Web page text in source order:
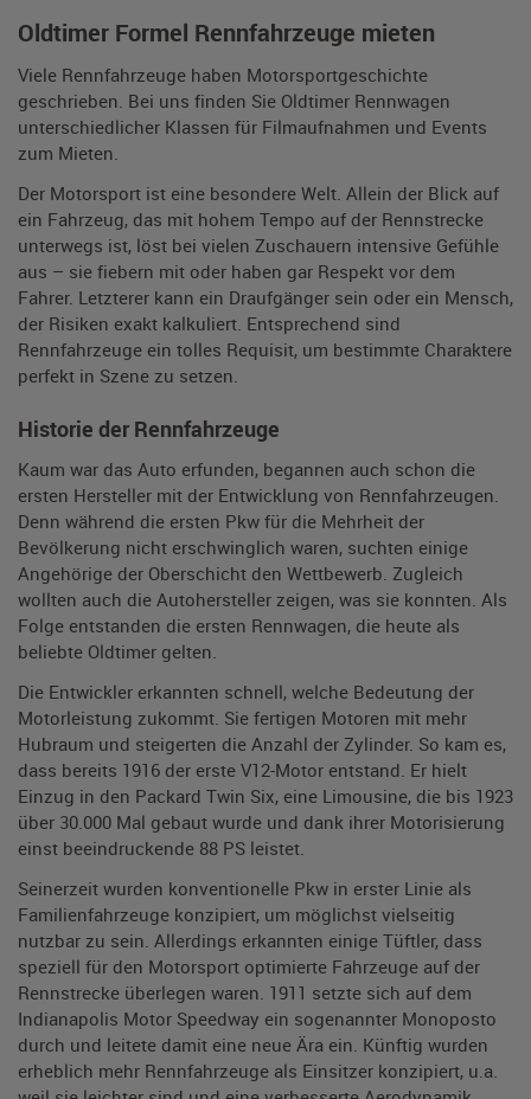
Oldtimer Formel Rennfahrzeuge mieten
Viele Rennfahrzeuge haben Motorsportgeschichte
geschrieben. Bei uns finden Sie Oldtimer Rennwagen
unterschiedlicher Klassen für Filmaufnahmen und Events
zum Mieten.
Der Motorsport ist eine besondere Welt. Allein der Blick auf
ein Fahrzeug, das mit hohem Tempo auf der Rennstrecke
unterwegs ist, löst bei vielen Zuschauern intensive Gefühle
aus – sie fiebern mit oder haben gar Respekt vor dem
Fahrer. Letzterer kann ein Draufgänger sein oder ein Mensch,
der Risiken exakt kalkuliert. Entsprechend sind
Rennfahrzeuge ein tolles Requisit, um bestimmte Charaktere
perfekt in Szene zu setzen.
Historie der Rennfahrzeuge
Kaum war das Auto erfunden, begannen auch schon die
ersten Hersteller mit der Entwicklung von Rennfahrzeugen.
Denn während die ersten Pkw für die Mehrheit der
Bevölkerung nicht erschwinglich waren, suchten einige
Angehörige der Oberschicht den Wettbewerb. Zugleich
wollten auch die Autohersteller zeigen, was sie konnten. Als
Folge entstanden die ersten Rennwagen, die heute als
beliebte Oldtimer gelten.
Die Entwickler erkannten schnell, welche Bedeutung der
Motorleistung zukommt. Sie fertigen Motoren mit mehr
Hubraum und steigerten die Anzahl der Zylinder. So kam es,
dass bereits 1916 der erste V12-Motor entstand. Er hielt
Einzug in den Packard Twin Six, eine Limousine, die bis 1923
über 30.000 Mal gebaut wurde und dank ihrer Motorisierung
einst beeindruckende 88 PS leistet.
Seinerzeit wurden konventionelle Pkw in erster Linie als
Familienfahrzeuge konzipiert, um möglichst vielseitig
nutzbar zu sein. Allerdings erkannten einige Tüftler, dass
speziell für den Motorsport optimierte Fahrzeuge auf der
Rennstrecke überlegen waren. 1911 setzte sich auf dem
Indianapolis Motor Speedway ein sogenannter Monoposto
durch und leitete damit eine neue Ära ein. Künftig wurden
erheblich mehr Rennfahrzeuge als Einsitzer konzipiert, u.a.